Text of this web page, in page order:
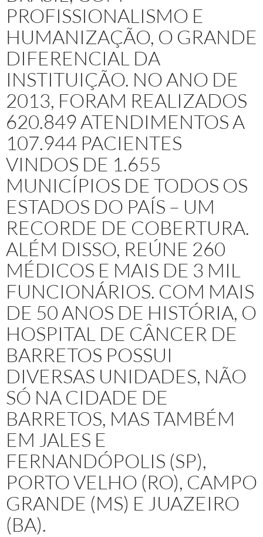
PROFISSIONALISMO E
HUMANIZAÇÃO, O GRANDE
DIFERENCIAL DA
INSTITUIÇÃO. NO ANO DE
2013, FORAM REALIZADOS
620.849 ATENDIMENTOS A
107.944 PACIENTES
VINDOS DE 1.655
MUNICÍPIOS DE TODOS OS
ESTADOS DO PAÍS – UM
RECORDE DE COBERTURA.
ALÉM DISSO, REÚNE 260
MÉDICOS E MAIS DE 3 MIL
FUNCIONÁRIOS. COM MAIS
DE 50 ANOS DE HISTÓRIA, O
HOSPITAL DE CÂNCER DE
BARRETOS POSSUI
DIVERSAS UNIDADES, NÃO
SÓ NA CIDADE DE
BARRETOS, MAS TAMBÉM
EM JALES E
FERNANDÓPOLIS (SP),
PORTO VELHO (RO), CAMPO
GRANDE (MS) E JUAZEIRO
(BA).